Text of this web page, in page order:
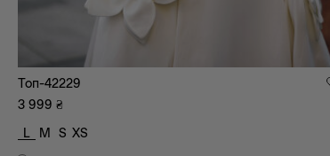
Топ-42229
3 999 ₴
L
M S XS